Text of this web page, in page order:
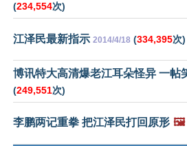
(234,554次)
江泽民最新指示 2014/4/18 (334,395次)
博讯特大高清爆老江耳朵怪异 一帖
(249,551次)
李鹏两记重拳 把江泽民打回原形 🖼️